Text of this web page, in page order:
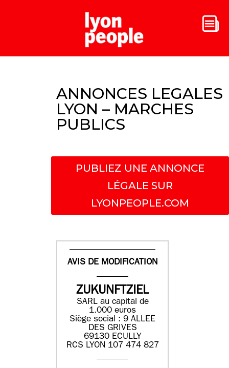
ANNONCES LEGALES
LYON – MARCHES
PUBLICS
PUBLIEZ UNE ANNONCE
LÉGALE SUR
LYONPEOPLE.COM
AVIS DE MODIFICATION
ZUKUNFTZIEL
SARL au capital de
1.000 euros
Siège social : 9 ALLEE
DES GRIVES
69130 ECULLY
RCS LYON 107 474 827